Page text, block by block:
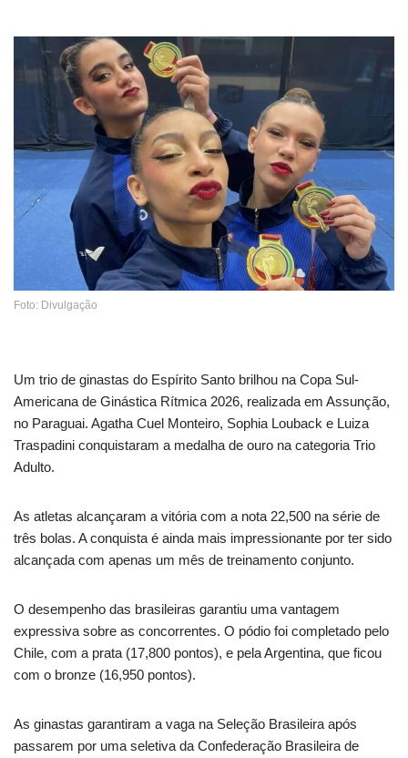
Foto: Divulgação
Um trio de ginastas do Espírito Santo brilhou na Copa Sul-
Americana de Ginástica Rítmica 2026, realizada em Assunção,
no Paraguai. Agatha Cuel Monteiro, Sophia Louback e Luiza
Traspadini conquistaram a medalha de ouro na categoria Trio
Adulto.
As atletas alcançaram a vitória com a nota 22,500 na série de
três bolas. A conquista é ainda mais impressionante por ter sido
alcançada com apenas um mês de treinamento conjunto.
O desempenho das brasileiras garantiu uma vantagem
expressiva sobre as concorrentes. O pódio foi completado pelo
Chile, com a prata (17,800 pontos), e pela Argentina, que ficou
com o bronze (16,950 pontos).
As ginastas garantiram a vaga na Seleção Brasileira após
passarem por uma seletiva da Confederação Brasileira de